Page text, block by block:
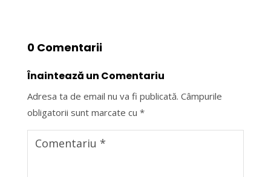
0 Comentarii
Înaintează un Comentariu
Adresa ta de email nu va fi publicată. Câmpurile
obligatorii sunt marcate cu *